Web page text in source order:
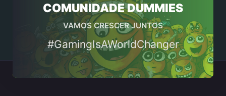
COMUNIDADE DUMMIES
VAMOS CRESCER JUNTOS
#GamingIsAWorldChanger